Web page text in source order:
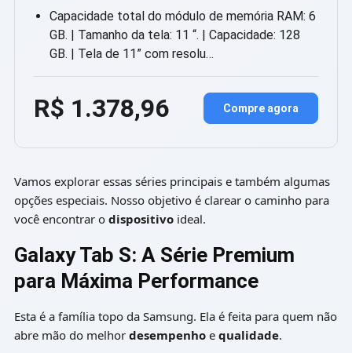
Capacidade total do módulo de memória RAM: 6
GB. | Tamanho da tela: 11 “. | Capacidade: 128
GB. | Tela de 11” com resolu…
R$ 1.378,96 Compre agora
Vamos explorar essas séries principais e também algumas
opções especiais. Nosso objetivo é clarear o caminho para
você encontrar o dispositivoideal.
Galaxy Tab S: A Série Premium
para Máxima Performance
Esta é a família topo da Samsung. Ela é feita para quem não
abre mão do melhor desempenhoe qualidade.